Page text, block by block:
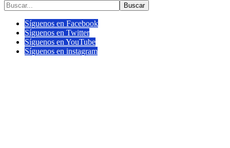
Buscar
Síguenos en Facebook
Síguenos en Twitter
Síguenos en YouTube
Síguenos en instagram